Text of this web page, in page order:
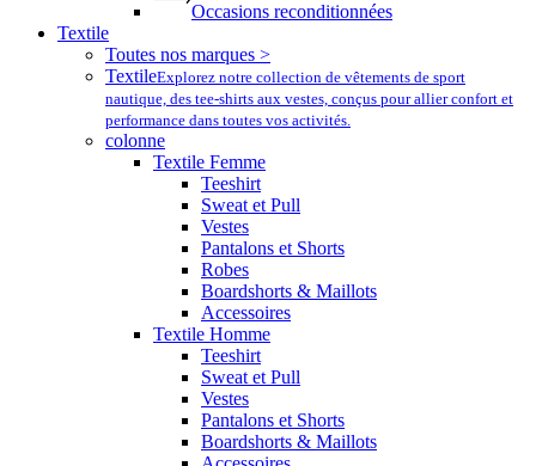
Occasions reconditionnées
Textile
Toutes nos marques >
TextileExplorez notre collection de vêtements de sport
nautique, des tee-shirts aux vestes, conçus pour allier confort et
performance dans toutes vos activités.
colonne
Textile Femme
Teeshirt
Sweat et Pull
Vestes
Pantalons et Shorts
Robes
Boardshorts & Maillots
Accessoires
Textile Homme
Teeshirt
Sweat et Pull
Vestes
Pantalons et Shorts
Boardshorts & Maillots